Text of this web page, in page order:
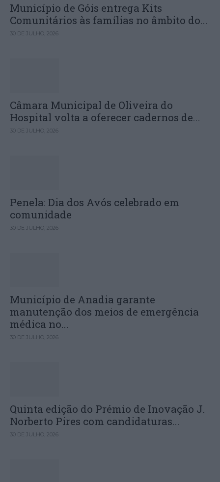
Município de Góis entrega Kits
Comunitários às famílias no âmbito do...
30 DE JULHO, 2026
Câmara Municipal de Oliveira do
Hospital volta a oferecer cadernos de...
30 DE JULHO, 2026
Penela: Dia dos Avós celebrado em
comunidade
30 DE JULHO, 2026
Município de Anadia garante
manutenção dos meios de emergência
médica no...
30 DE JULHO, 2026
Quinta edição do Prémio de Inovação J.
Norberto Pires com candidaturas...
30 DE JULHO, 2026